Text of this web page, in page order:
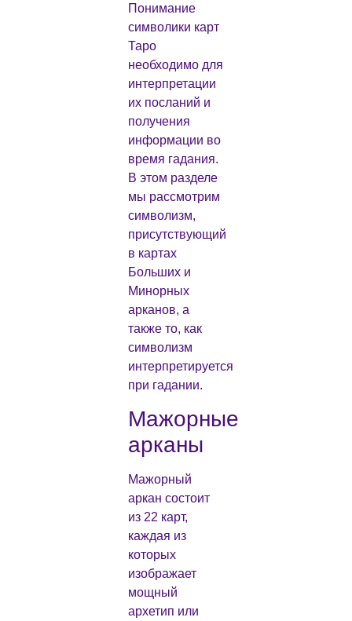
Понимание
символики карт
Таро
необходимо для
интерпретации
их посланий и
получения
информации во
время гадания.
В этом разделе
мы рассмотрим
символизм,
присутствующий
в картах
Больших и
Минорных
арканов, а
также то, как
символизм
интерпретируется
при гадании.
Мажорные
арканы
Мажорный
аркан состоит
из 22 карт,
каждая из
которых
изображает
мощный
архетип или